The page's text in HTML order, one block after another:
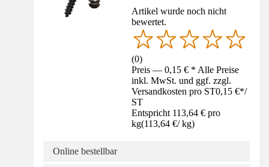
Artikel wurde noch nicht
bewertet.
(0)
Preis — 0,15 € * Alle Preise
inkl. MwSt. und ggf. zzgl.
Versandkosten pro ST0,15 €*/
ST
Entspricht 113,64 € pro
kg(113,64 €/ kg)
Online bestellbar